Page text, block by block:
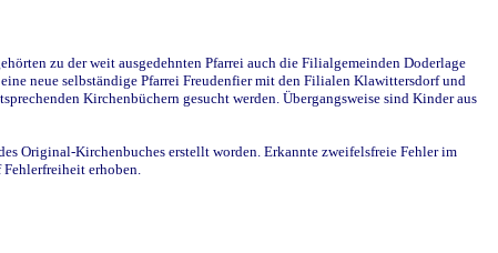
zu der weit ausgedehnten Pfarrei auch die Filialgemeinden Doderlage
neue selbständige Pfarrei Freudenfier mit den Filialen Klawittersdorf und
Kirchenbüchern gesucht werden. Übergangsweise sind Kinder aus
Original-Kirchenbuches erstellt worden. Erkannte zweifelsfreie Fehler im
erhoben.